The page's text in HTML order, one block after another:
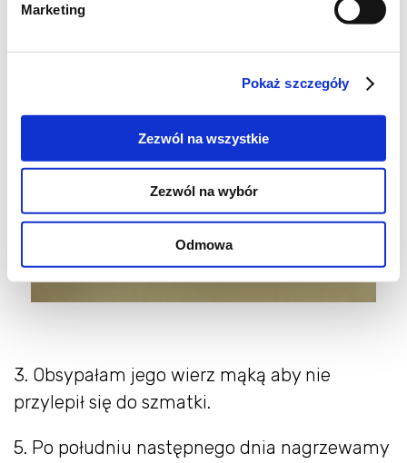
Marketing
Pokaż szczegóły
Zezwól na wszystkie
Zezwól na wybór
Odmowa
3. Obsypałam jego wierz mąką aby nie
przylepił się do szmatki.
5. Po południu następnego dnia nagrzewamy